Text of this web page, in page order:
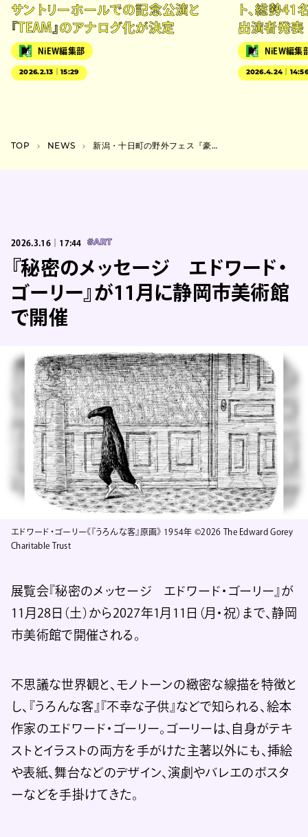
サントリーホールでの記念公演と
『TEAM』のアナログ化が決定
NiEW編集部
2026.2.13｜15:29
ト、総勢41
出演者発表
NiEW編集
2026.4.24｜
TOP NEWS 新潟・十日町の野外フェス『豪雪JAM』が6月に開催。どんぐりず、切腹ピストルズらが出演
2026.3.16｜17:44 #ART
『秘密のメッセージ エドワード・
ゴーリー』が11月に静岡市美術館
で開催
エドワード・ゴーリー《『うろんな客』原画》 1954年 ©2026 The Edward Gorey
Charitable Trust
展覧会『秘密のメッセージ エドワード・ゴーリー』が
11月28日（土）から2027年1月11日（月・祝）まで、静岡
市美術館で開催される。
不思議な世界観と、モノトーンの緻密な線描を特徴と
し、『うろんな客』『不幸な子供』などで知られる、絵本
作家のエドワード・ゴーリー。ゴーリーは、自身がテキ
ストとイラストの両方を手がけた主著以外にも、挿絵
や表紙、舞台などのデザイン、演劇やバレエのポスタ
ーなどを手掛けてきた。